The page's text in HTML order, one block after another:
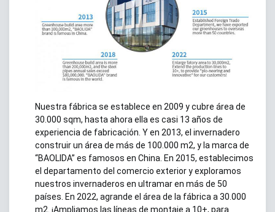
Nuestra fábrica se establece en 2009 y cubre área de
30.000 sqm, hasta ahora ella es casi 13 años de
experiencia de fabricación. Y en 2013, el invernadero
construir un área de más de 100.000 m2, y la marca de
“BAOLIDA” es famosos en China. En 2015, establecimos
el departamento del comercio exterior y exploramos
nuestros invernaderos en ultramar en más de 50
países. En 2022, agrande el área de la fábrica a 30.000
m2. ¡Ampliamos las líneas de montaje a 10+, para